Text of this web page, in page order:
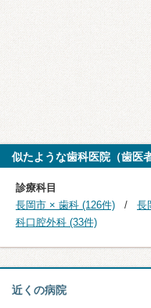
似たような歯科医院（歯医
診療科目
長岡市 × 歯科 (126件)
長
科口腔外科 (33件)
近くの病院